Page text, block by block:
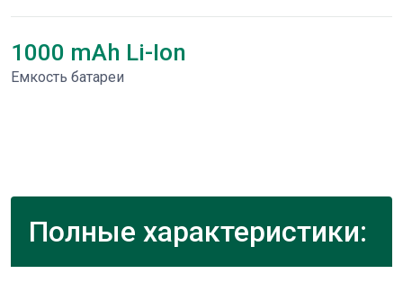
1000 mAh Li-Ion
Емкость батареи
Полные характеристики: